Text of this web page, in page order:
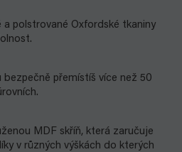
a polstrované Oxfordské tkaniny
přemístíš více než 50
MDF skříň, která zaručuje
v různých výškách do kterých